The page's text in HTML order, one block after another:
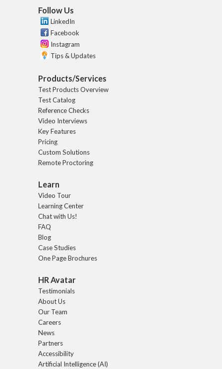
Follow Us
LinkedIn
Facebook
Instagram
Tips & Updates
Products/Services
Test Products Overview
Test Catalog
Reference Checks
Video Interviews
Key Features
Pricing
Custom Solutions
Remote Proctoring
Learn
Video Tour
Learning Center
Chat with Us!
FAQ
Blog
Case Studies
One Page Brochures
HR Avatar
Testimonials
About Us
Our Team
Careers
News
Partners
Accessibility
Artificial Intelligence (AI)